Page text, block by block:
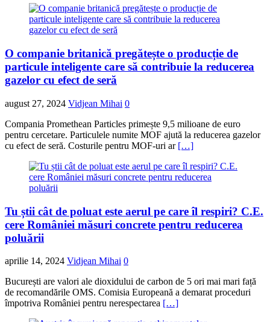
O companie britanică pregătește o producție de
particule inteligente care să contribuie la reducerea
gazelor cu efect de seră
august 27, 2024 Vidjean Mihai 0
Compania Promethean Particles primește 9,5 milioane de euro
pentru cercetare. Particulele numite MOF ajută la reducerea gazelor
cu efect de seră. Costurile pentru MOF-uri ar […]
Tu știi cât de poluat este aerul pe care îl respiri? C.E.
cere României măsuri concrete pentru reducerea
poluării
aprilie 14, 2024 Vidjean Mihai 0
București are valori ale dioxidului de carbon de 5 ori mai mari față
de recomandările OMS. Comisia Europeană a demarat proceduri
împotriva României pentru nerespectarea […]